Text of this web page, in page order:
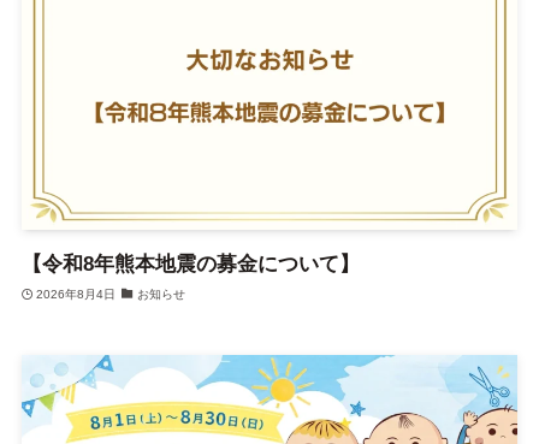
【令和8年熊本地震の募金について】
2026年8月4日 お知らせ